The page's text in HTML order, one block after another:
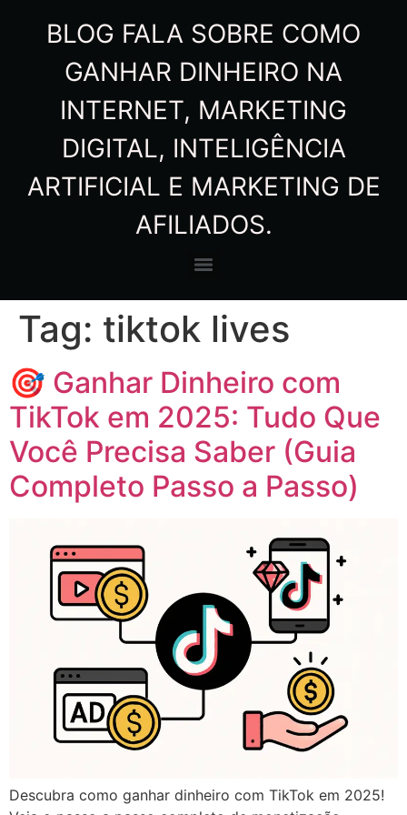
BLOG FALA SOBRE COMO
GANHAR DINHEIRO NA
INTERNET, MARKETING
DIGITAL, INTELIGÊNCIA
ARTIFICIAL E MARKETING DE
AFILIADOS.
Tag: tiktok lives
🎯 Ganhar Dinheiro com
TikTok em 2025: Tudo Que
Você Precisa Saber (Guia
Completo Passo a Passo)
Descubra como ganhar dinheiro com TikTok em 2025!